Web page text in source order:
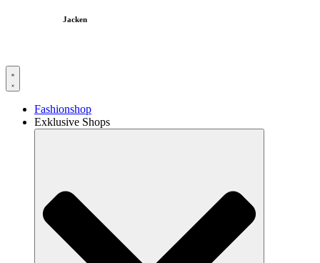
Jacken
Fashionshop
Exklusive Shops